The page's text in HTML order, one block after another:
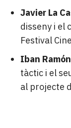
Javier La
disseny i el
Festival
Iban
tàctic i el
al projecte